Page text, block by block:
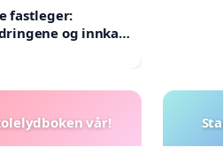
fastleger:
og innkall
vår!